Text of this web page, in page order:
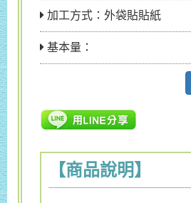
加工方式：外袋貼貼紙
基本量：
【商品說明】